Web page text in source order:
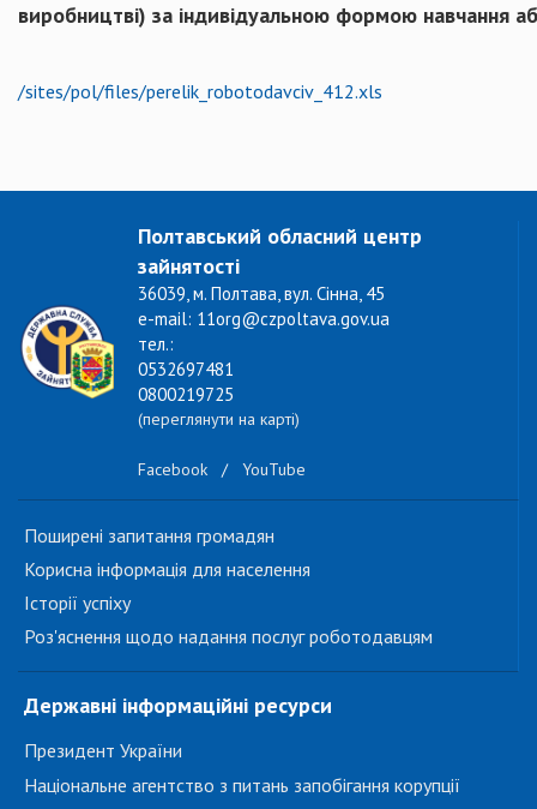
виробництві) за індивідуальною формою навчання
/sites/pol/files/perelik_robotodavciv_412.xls
Полтавський обласний центр
зайнятості
36039, м. Полтава, вул. Сінна, 45
e-mail: 11org@czpoltava.gov.ua
тел.:
0532697481
0800219725
(переглянути на карті)
Facebook / YouTube
Поширені запитання громадян
Корисна інформація для населення
Історії успіху
Роз'яснення щодо надання послуг роботодавцям
Державні інформаційні ресурси
Президент України
Національне агентство з питань запобігання корупції